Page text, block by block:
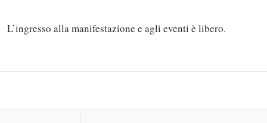
L’ingresso alla manifestazione e agli eventi è libero.